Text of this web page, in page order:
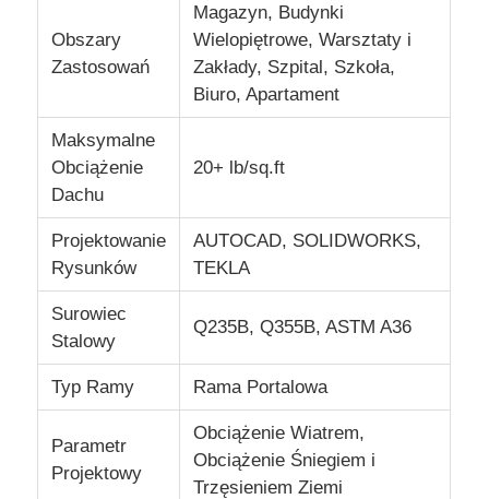
Produkty
VR Show
Wycieczka po fabryce
Kontrola jakości
Skontaktuj się z nami
Nowości
Obszary
Zastosowań
Magazyn, Budynki
Wielopiętrowe, Warsztaty i
Zakłady, Szpital, Szkoła,
Biuro, Apartament
Maksymalne
Obciążenie
Dachu
20+ lb/sq.ft
Projektowanie
Rysunków
AUTOCAD, SOLIDWORKS,
TEKLA
Surowiec
Stalowy
Q235B, Q355B, ASTM A36
Typ Ramy Rama Portalowa
Parametr
Projektowy
Obciążenie Wiatrem,
Obciążenie Śniegiem i
Trzęsieniem Ziemi